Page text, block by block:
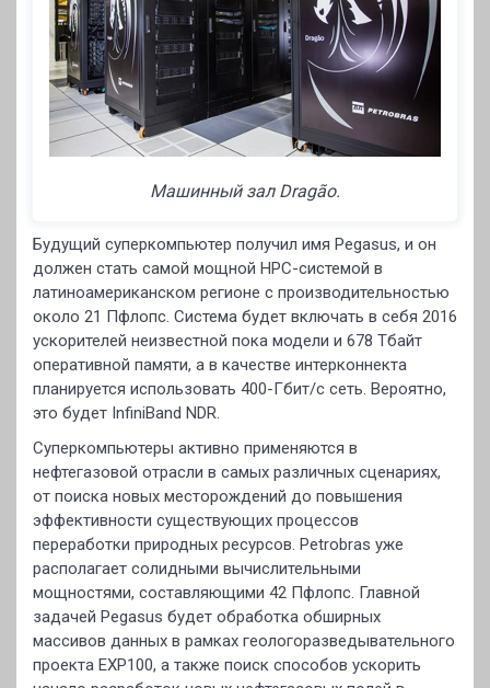
Машинный зал Dragão.
Будущий суперкомпьютер получил имя Pegasus, и он
должен стать самой мощной HPC-системой в
латиноамериканском регионе с производительностью
около 21 Пфлопс. Система будет включать в себя 2016
ускорителей неизвестной пока модели и 678 Тбайт
оперативной памяти, а в качестве интерконнекта
планируется использовать 400-Гбит/с сеть. Вероятно,
это будeт InfiniBand NDR.
Суперкомпьютеры активно применяются в
нефтегазовой отрасли в самых различных сценариях,
от поиска новых месторождений до повышения
эффективности существующих процессов
переработки природных ресурсов. Petrobras уже
располагает солидными вычислительными
мощностями, составляющими 42 Пфлопс. Главной
задачей Pegasus будет обработка обширных
массивов данных в рамках геологоразведывательного
проекта EXP100, а также поиск способов ускорить